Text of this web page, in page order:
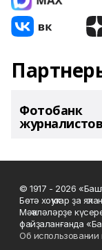
Фотобанк
© 1917 - 2026
Бөтә хоҡуҡтар ҙа
Мәҡәләләрҙе
файҙаланғанда
Об использовании